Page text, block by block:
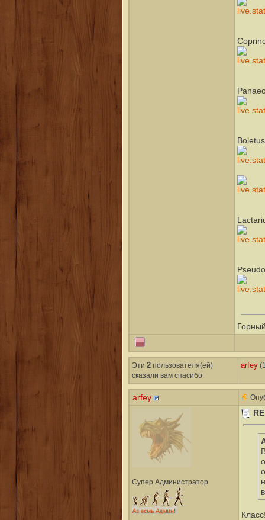
Эти 2пользователя(ей)
сказали вам cпасибо:
arfey
arfey
Супер Администратор